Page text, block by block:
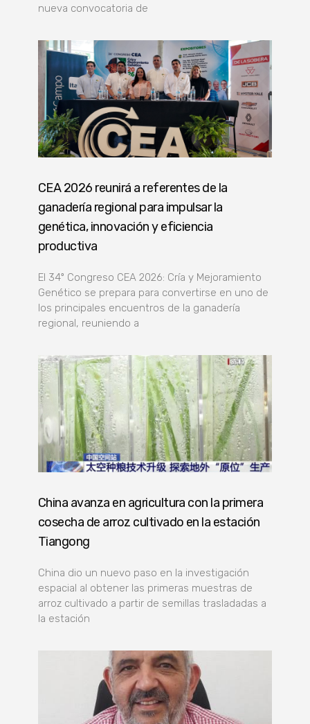
nueva convocatoria de
CEA 2026 reunirá a referentes de la
ganadería regional para impulsar la
genética, innovación y eficiencia
productiva
El 34º Congreso CEA 2026: Cría y Mejoramiento
Genético se prepara para convertirse en uno de
los principales encuentros de la ganadería
regional, reuniendo a
China avanza en agricultura con la primera
cosecha de arroz cultivado en la estación
Tiangong
China dio un nuevo paso en la investigación
espacial al obtener las primeras muestras de
arroz cultivado a partir de semillas trasladadas a
la estación